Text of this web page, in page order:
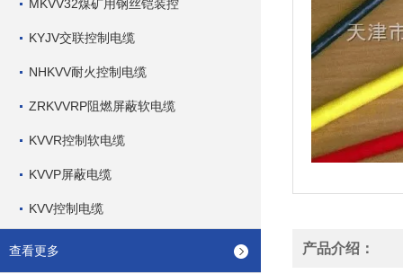
MKVV32煤矿用钢丝铠装控
KYJV交联控制电缆
NHKVV耐火控制电缆
ZRKVVRP阻燃屏蔽软电缆
KVVR控制软电缆
KVVP屏蔽电缆
KVV控制电缆
查看更多 产品介绍：